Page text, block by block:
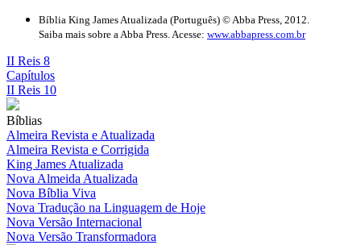
Bíblia King James Atualizada (Português) © Abba Press, 2012.
Saiba mais sobre a Abba Press. Acesse: www.abbapress.com.br
II Reis 8
Capítulos
II Reis 10
Bíblias
Almeira Revista e Atualizada
Almeira Revista e Corrigida
King James Atualizada
Nova Almeida Atualizada
Nova Bíblia Viva
Nova Tradução na Linguagem de Hoje
Nova Versão Internacional
Nova Versão Transformadora